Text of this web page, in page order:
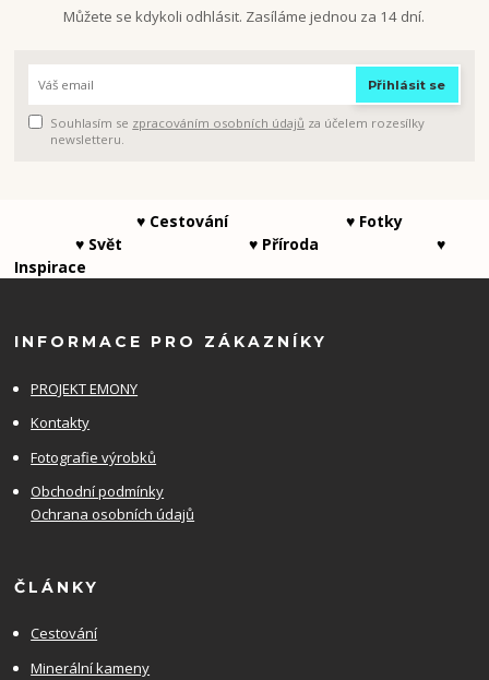
Můžete se kdykoli odhlásit. Zasíláme jednou za 14 dní.
Přihlásit se
Souhlasím se zpracováním osobních údajů za účelem rozesílky
newsletteru.
♥ Cestování ♥ Fotky
♥ Svět ♥ Příroda ♥
Inspirace
INFORMACE PRO ZÁKAZNÍKY
PROJEKT EMONY
Kontakty
Fotografie výrobků
Obchodní podmínky
Ochrana osobních údajů
ČLÁNKY
Cestování
Minerální kameny